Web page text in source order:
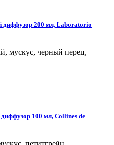
диффузор 200 мл, Laboratorio
мускус, черный перец,
100 мл, Collines de
петитгрейн